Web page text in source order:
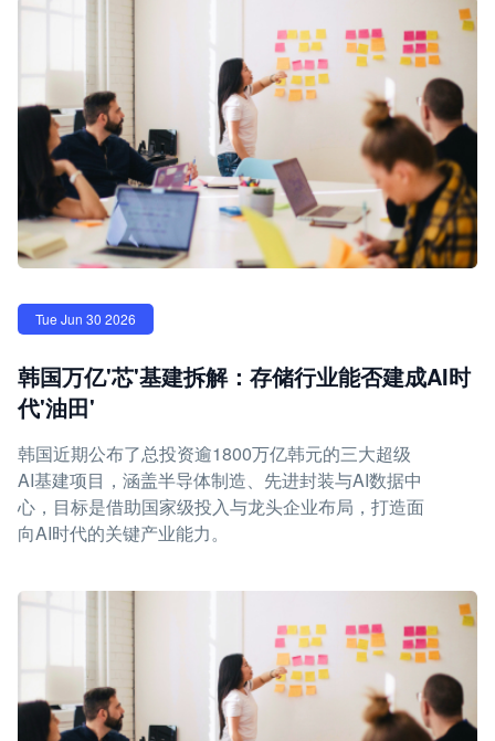
Tue Jun 30 2026
韩国万亿'芯'基建拆解：存储行业能否建成AI时
代'油田'
韩国近期公布了总投资逾1800万亿韩元的三大超级
AI基建项目，涵盖半导体制造、先进封装与AI数据中
心，目标是借助国家级投入与龙头企业布局，打造面
向AI时代的关键产业能力。